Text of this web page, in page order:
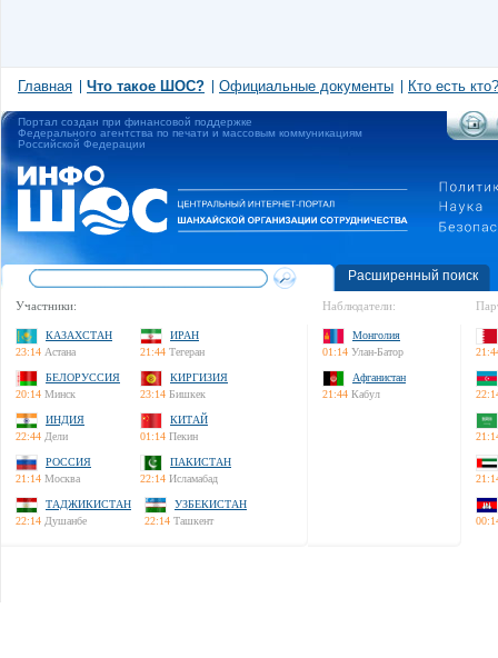
Главная Что такое ШОС? Официальные документы Кто есть кто?
Портал создан при финансовой поддержке
Федерального агентства по печати и массовым коммуникациям
Российской Федерации
Расширенный поиск
Участники:
КАЗАХСТАН
23:14 Астана
ИРАН
21:44 Тегеран
БЕЛОРУССИЯ
20:14 Минск
КИРГИЗИЯ
23:14 Бишкек
ИНДИЯ
22:44 Дели
КИТАЙ
01:14 Пекин
РОССИЯ
21:14 Москва
ПАКИСТАН
22:14 Исламабад
ТАДЖИКИСТАН
22:14 Душанбе
УЗБЕКИСТАН
22:14 Ташкент
Наблюдатели:
Монголия
01:14 Улан-Батор
Афганистан
21:44 Кабул